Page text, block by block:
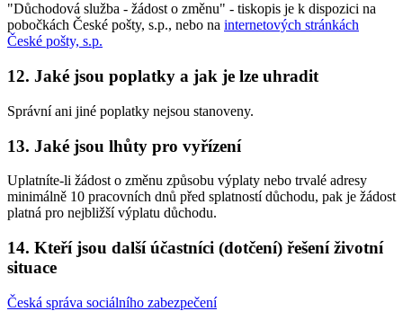
"Důchodová služba - žádost o změnu" - tiskopis je k dispozici na
pobočkách České pošty, s.p., nebo na internetových stránkách
České pošty, s.p.
12. Jaké jsou poplatky a jak je lze uhradit
Správní ani jiné poplatky nejsou stanoveny.
13. Jaké jsou lhůty pro vyřízení
Uplatníte-li žádost o změnu způsobu výplaty nebo trvalé adresy
minimálně 10 pracovních dnů před splatností důchodu, pak je žádost
platná pro nejbližší výplatu důchodu.
14. Kteří jsou další účastníci (dotčení) řešení životní
situace
Česká správa sociálního zabezpečení